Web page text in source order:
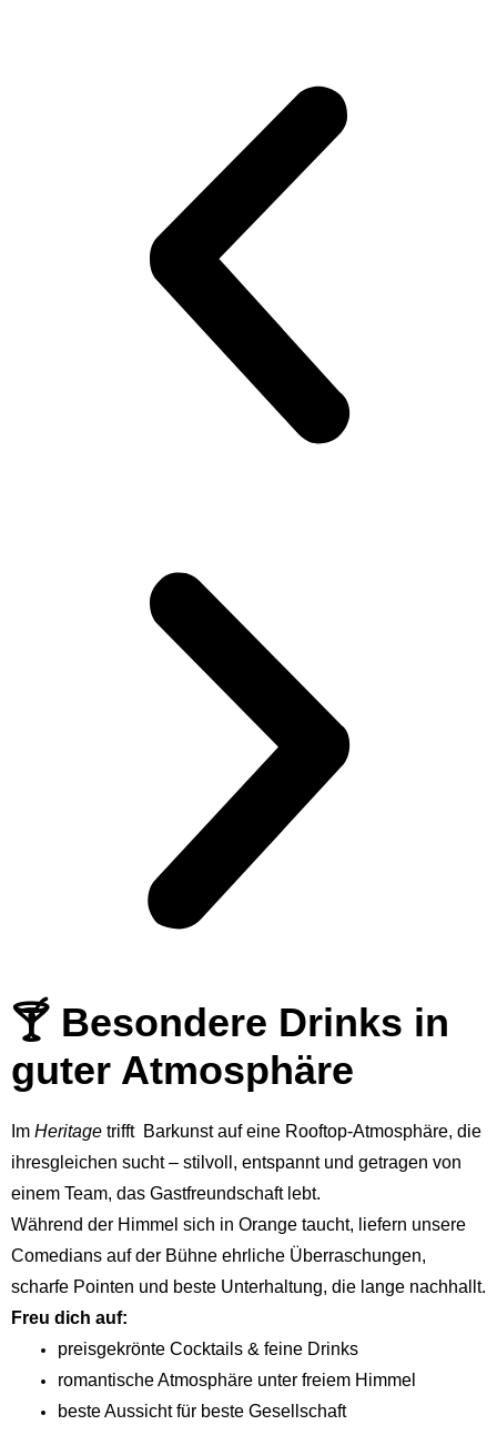
🍸 Besondere Drinks in
guter Atmosphäre
Im Heritagetrifft Barkunst auf eine Rooftop-Atmosphäre, die
ihresgleichen sucht – stilvoll, entspannt und getragen von
einem Team, das Gastfreundschaft lebt.
Während der Himmel sich in Orange taucht, liefern unsere
Comedians auf der Bühne ehrliche Überraschungen,
scharfe Pointen und beste Unterhaltung, die lange nachhallt.
Freu dich auf:
preisgekrönte Cocktails & feine Drinks
romantische Atmosphäre unter freiem Himmel
beste Aussicht für beste Gesellschaft